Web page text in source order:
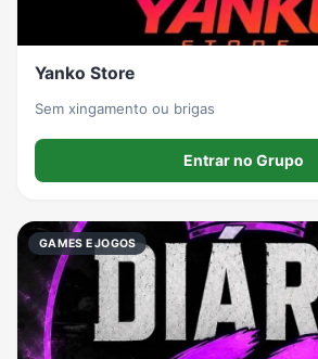
Yanko Store
Sem xingamento ou brigas
Entrar no Grupo
GAMES E JOGOS